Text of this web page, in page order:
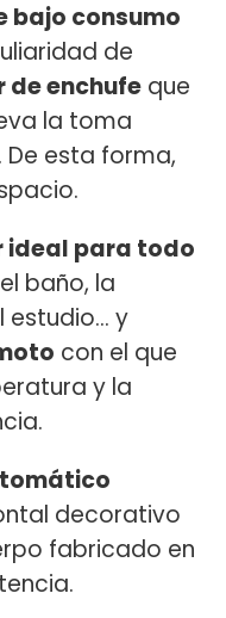
consumo
de
enchufe que
la toma
esta forma,
para todo
baño, la
y
con el que
y la
decorativo
fabricado en